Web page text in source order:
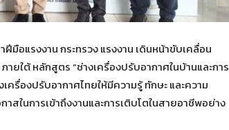
อแรงงาน กระทรวง แรงงาน เดินหน้าขับเคลื่อน
ใต้ หลักสูตร “ช่างเครื่องปรับอากาศในบ้านและการ
รื่องปรับอากาศไทยให้มีความรู้ ทักษะ และความ
ในการเข้าถึงงานและการเติบโตในสายอาชีพอย่าง